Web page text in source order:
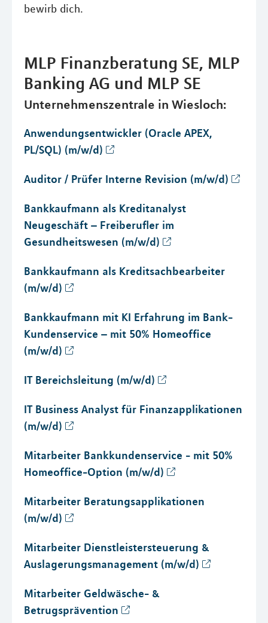
bewirb dich.
MLP Finanzberatung SE, MLP
Banking AG und MLP SE
Unternehmenszentrale in Wiesloch:
Anwendungsentwickler (Oracle APEX,
PL/SQL) (m/w/d)
Auditor / Prüfer Interne Revision (m/w/d)
Bankkaufmann als Kreditanalyst
Neugeschäft – Freiberufler im
Gesundheitswesen (m/w/d)
Bankkaufmann als Kreditsachbearbeiter
(m/w/d)
Bankkaufmann mit KI Erfahrung im Bank-
Kundenservice – mit 50% Homeoffice
(m/w/d)
IT Bereichsleitung (m/w/d)
IT Business Analyst für Finanzapplikationen
(m/w/d)
Mitarbeiter Bankkundenservice - mit 50%
Homeoffice-Option (m/w/d)
Mitarbeiter Beratungsapplikationen
(m/w/d)
Mitarbeiter Dienstleistersteuerung &
Auslagerungsmanagement (m/w/d)
Mitarbeiter Geldwäsche- &
Betrugsprävention